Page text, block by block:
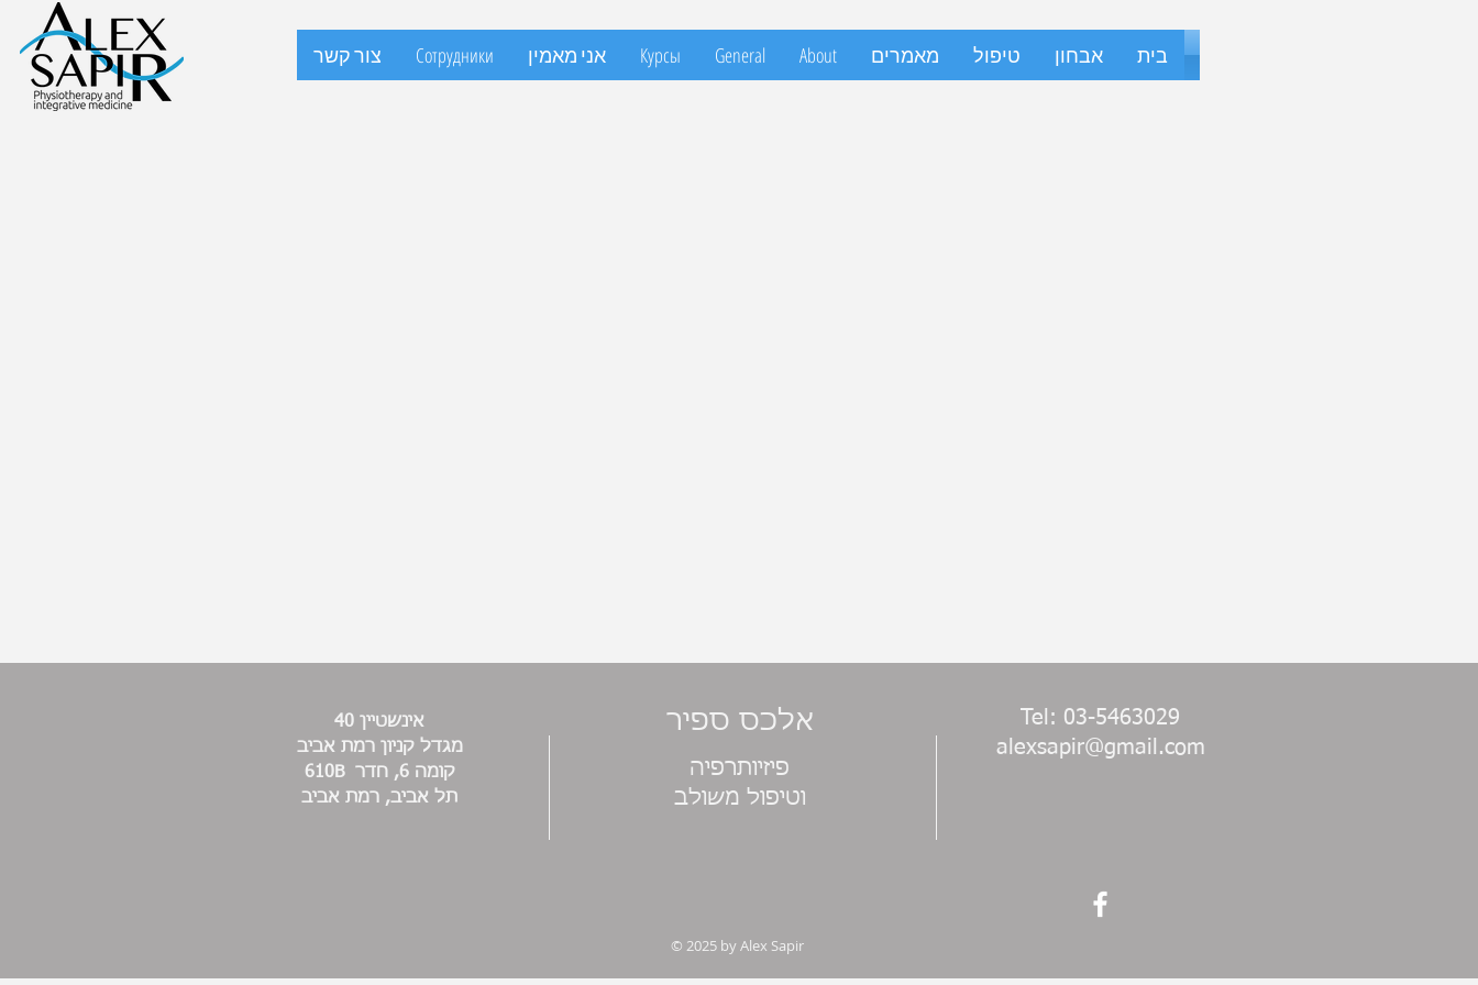
צור קשר Сотрудники אני מאמין Курсы General About מאמרים טיפול אבחון בית
אינשטיין 40
מגדל קניון רמת אביב
קומה 6, חדר 610B
תל אביב, רמת אביב
אלכס ספיר
פיזיותרפיה
וטיפול משולב
Tel: 03-5463029
alexsapir@gmail.com
© 2025 by Alex Sapir